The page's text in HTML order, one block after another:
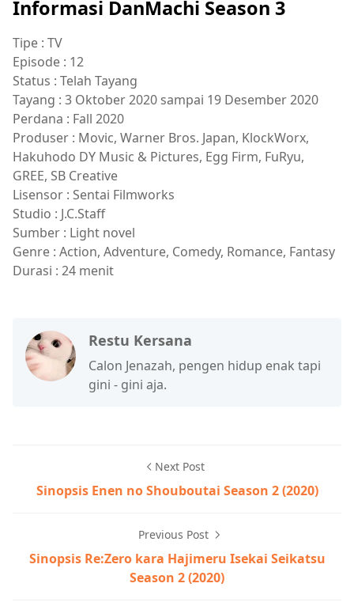
Informasi DanMachi Season 3
Tipe : TV
Episode : 12
Status : Telah Tayang
Tayang : 3 Oktober 2020 sampai 19 Desember 2020
Perdana : Fall 2020
Produser : Movic, Warner Bros. Japan, KlockWorx,
Hakuhodo DY Music & Pictures, Egg Firm, FuRyu,
GREE, SB Creative
Lisensor : Sentai Filmworks
Studio : J.C.Staff
Sumber : Light novel
Genre : Action, Adventure, Comedy, Romance, Fantasy
Durasi : 24 menit
Restu Kersana
Calon Jenazah, pengen hidup enak tapi
gini - gini aja.
Next Post
Sinopsis Enen no Shouboutai Season 2 (2020)
Previous Post
Sinopsis Re:Zero kara Hajimeru Isekai Seikatsu
Season 2 (2020)